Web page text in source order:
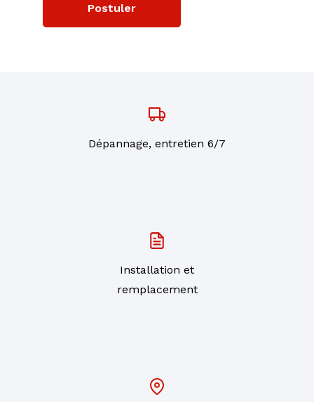
Postuler
Dépannage, entretien 6/7
Installation et
remplacement